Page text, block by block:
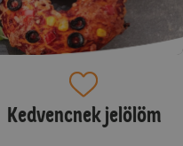
Kedvencnek jelölöm